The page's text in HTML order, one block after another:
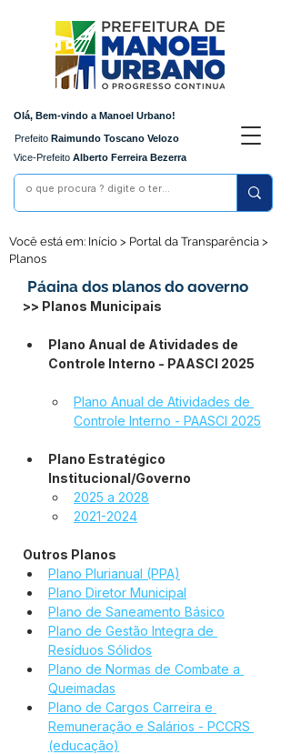
Olá, Bem-vindo a Manoel Urbano!
Prefeito Raimundo Toscano Velozo
Vice-Prefeito Alberto Ferreira Bezerra
Você está em: Início > Portal da Transparência >
Planos
Página dos planos do governo
>> Planos Municipais
Plano Anual de Atividades de
Controle Interno - PAASCI 2025
Plano Anual de Atividades de
Controle Interno - PAASCI 2025
Plano Estratégico
Institucional/Governo
2025 a 2028
2021-2024
Outros Planos
Plano Plurianual (PPA)
Plano Diretor Municipal
Plano de Saneamento Básico
Plano de Gestão Integra de
Resíduos Sólidos
Plano de Normas de Combate a
Queimadas
Plano de Cargos Carreira e
Remuneração e Salários - PCCRS
(educação)